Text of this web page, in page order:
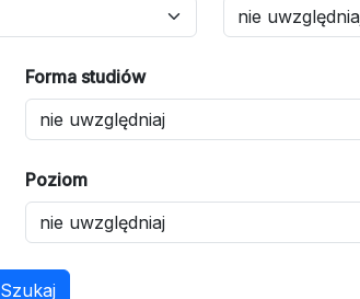
Forma studiów
Poziom
Szukaj